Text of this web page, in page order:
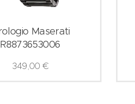
Maserati
R8873653006
349,00 €